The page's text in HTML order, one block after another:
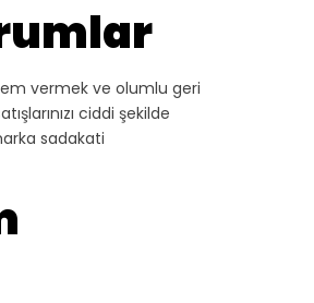
vermek ve olumlu geri
ciddi şekilde
sadakati